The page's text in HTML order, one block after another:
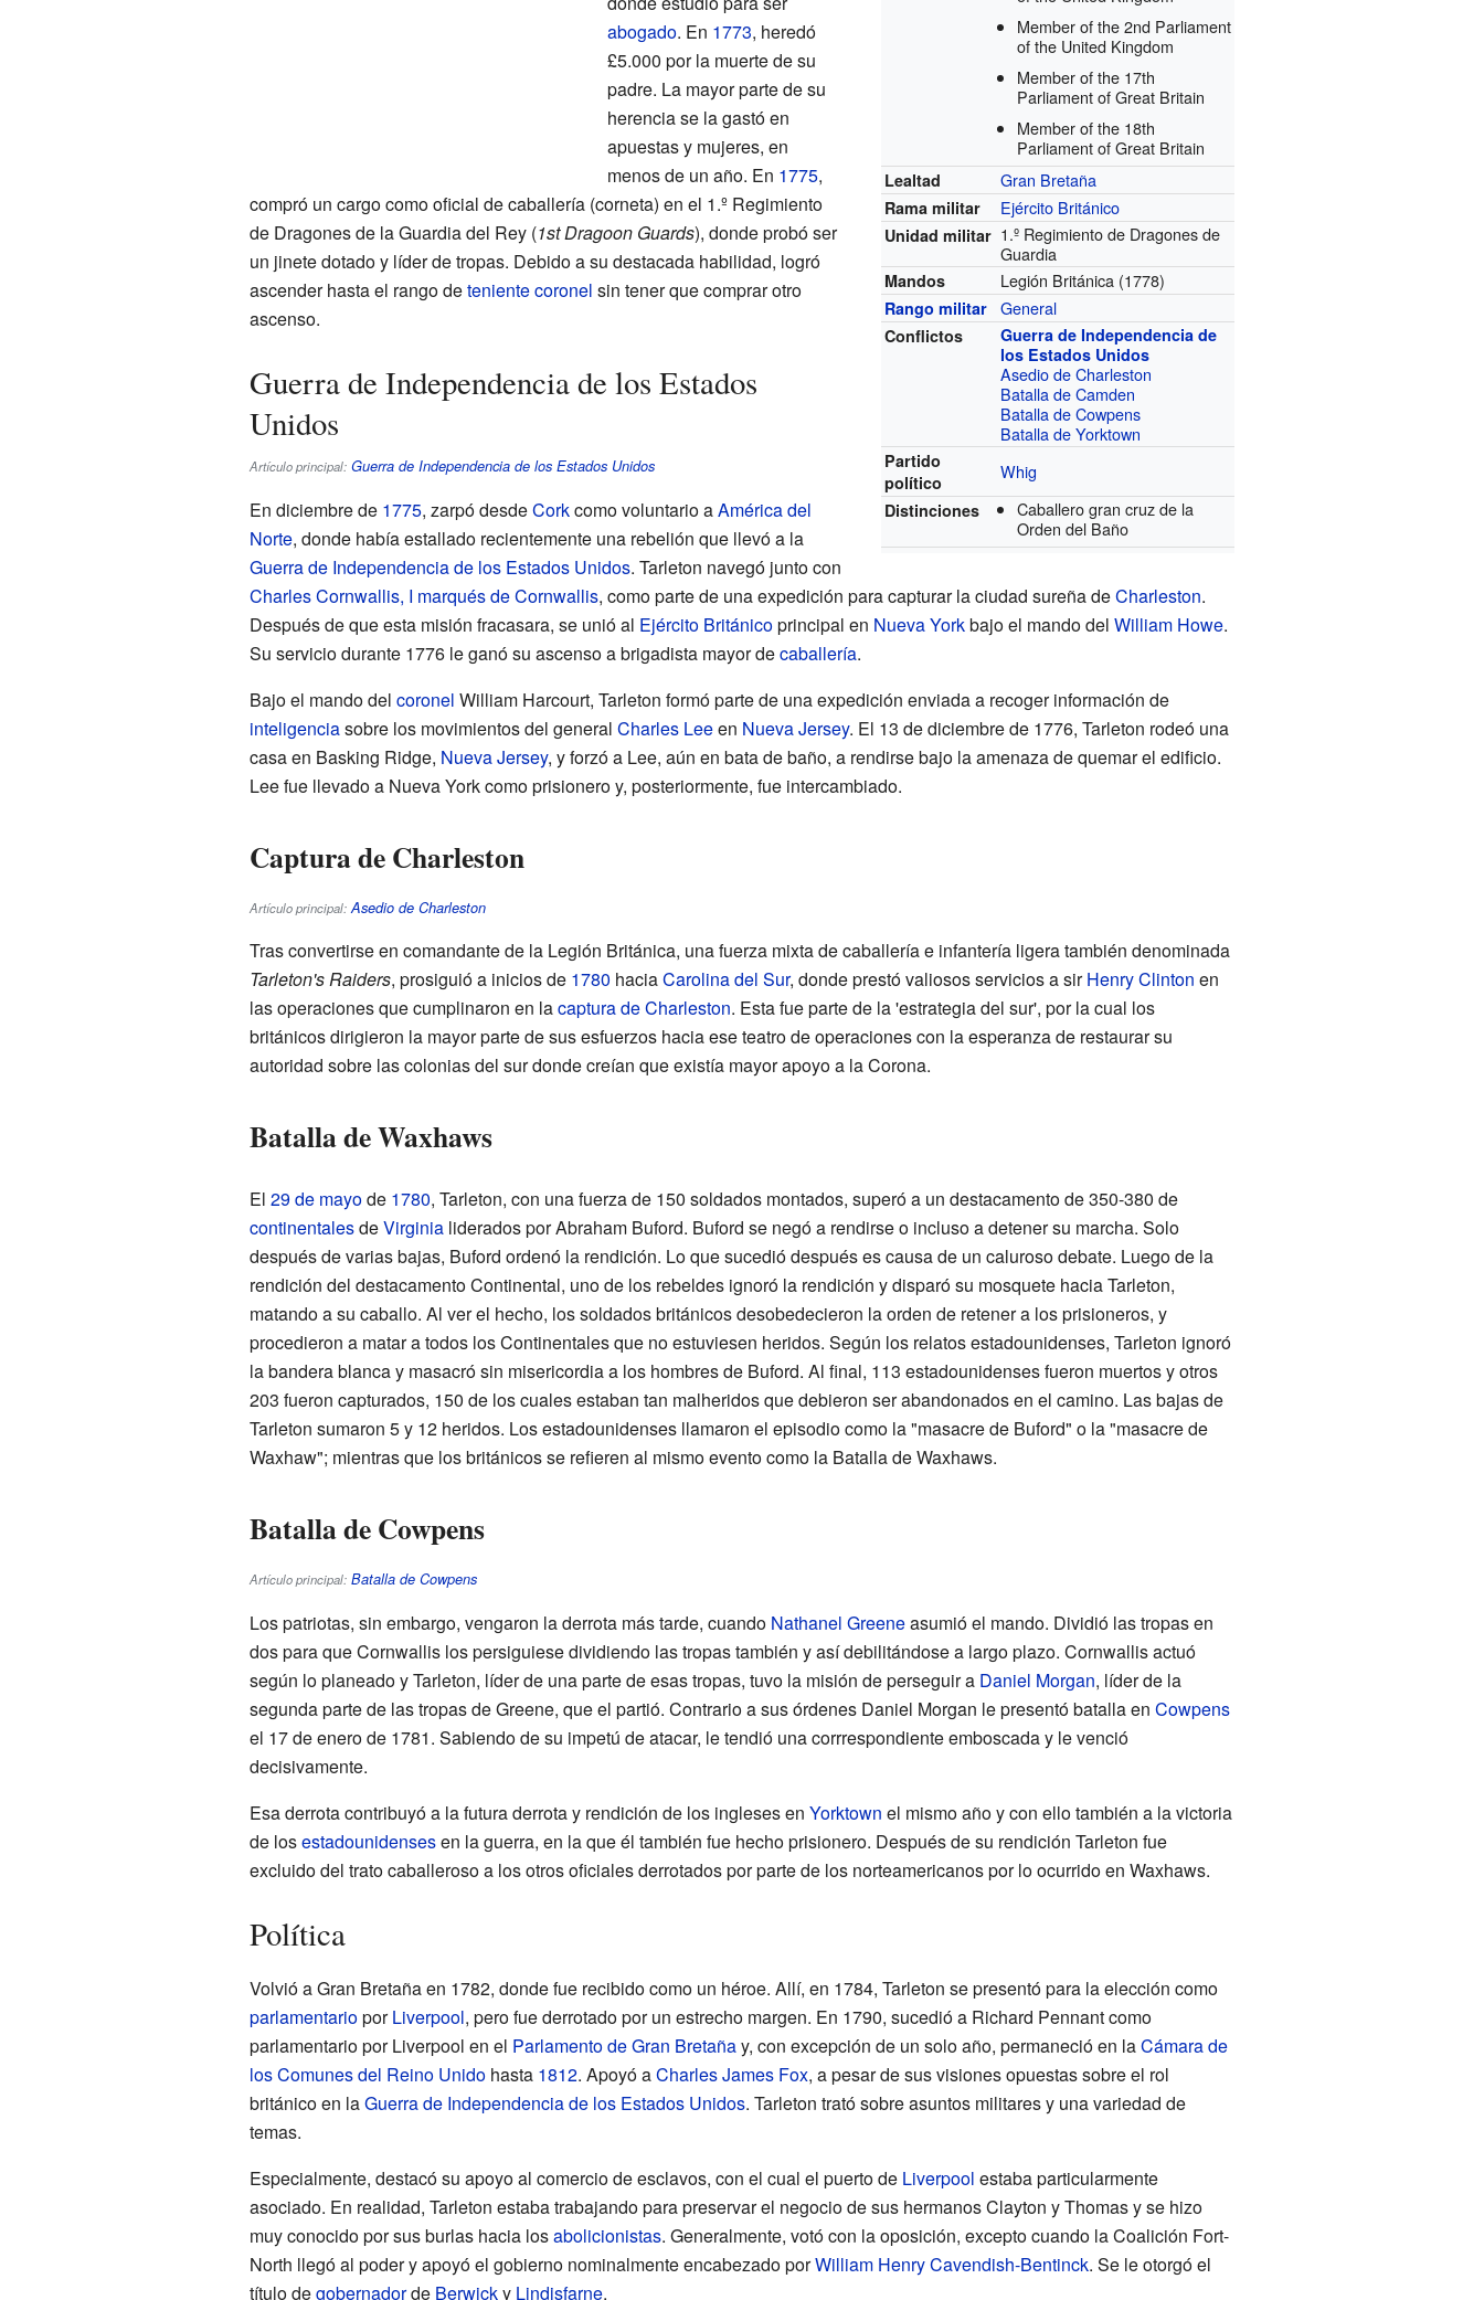
Member of the 2nd Parliament
of the United Kingdom
Member of the 17th
Parliament of Great Britain
Member of the 18th
Parliament of Great Britain
Lealtad Gran Bretaña
Rama militar Ejército Británico
Unidad militar 1.º Regimiento de Dragones de
Guardia
Mandos Legión Británica (1778)
Rango militar General
Conflictos
Guerra de Independencia de
los Estados Unidos
Asedio de Charleston
Batalla de Camden
Batalla de Cowpens
Batalla de Yorktown
Partido
político
Whig
Distinciones
Caballero gran cruz de la
Orden del Baño
abogado. En 1773, heredó
£5.000 por la muerte de su
padre. La mayor parte de su
herencia se la gastó en
apuestas y mujeres, en
menos de un año. En 1775,
compró un cargo como oficial de caballería (corneta) en el 1.º Regimiento
de Dragones de la Guardia del Rey (1st Dragoon Guards), donde probó ser
un jinete dotado y líder de tropas. Debido a su destacada habilidad, logró
ascender hasta el rango deteniente coronel sin tener que comprar otro
ascenso.
Guerra de Independencia de los Estados
Unidos
Artículo principal: Guerra de Independencia de los Estados Unidos
En diciembre de 1775, zarpó desdeCorkcomo voluntario aAmérica del
Norte, donde había estallado recientemente una rebelión que llevó a la
Guerra de Independencia de los Estados Unidos. Tarleton navegó junto con
Charles Cornwallis, I marqués de Cornwallis, como parte de una expedición para capturar la ciudad sureña deCharleston.
Después de que esta misión fracasara, se unió al Ejército Británicoprincipal en Nueva Yorkbajo el mando del William Howe.
Su servicio durante 1776 le ganó su ascenso a brigadista mayor decaballería.
Bajo el mando del coronel William Harcourt, Tarleton formó parte de una expedición enviada a recoger información de
inteligenciasobre los movimientos del general Charles Leeen Nueva Jersey. El 13 de diciembre de 1776, Tarleton rodeó una
casa en Basking Ridge, Nueva Jersey, y forzó a Lee, aún en bata de baño, a rendirse bajo la amenaza de quemar el edificio.
Lee fue llevado a Nueva York como prisionero y, posteriormente, fue intercambiado.
Captura de Charleston
Artículo principal: Asedio de Charleston
Tras convertirse en comandante de la Legión Británica, una fuerza mixta de caballería e infantería ligera también denominada
Tarleton's Raiders, prosiguió a inicios de 1780 haciaCarolina del Sur, donde prestó valiosos servicios a sirHenry Clinton en
las operaciones que cumplinaron en lacaptura de Charleston. Esta fue parte de la 'estrategia del sur', por la cual los
británicos dirigieron la mayor parte de sus esfuerzos hacia ese teatro de operaciones con la esperanza de restaurar su
autoridad sobre las colonias del sur donde creían que existía mayor apoyo a la Corona.
Batalla de Waxhaws
El 29 de mayode 1780, Tarleton, con una fuerza de 150 soldados montados, superó a un destacamento de 350-380 de
continentalesdeVirginialiderados por Abraham Buford. Buford se negó a rendirse o incluso a detener su marcha. Solo
después de varias bajas, Buford ordenó la rendición. Lo que sucedió después es causa de un caluroso debate. Luego de la
rendición del destacamento Continental, uno de los rebeldes ignoró la rendición y disparó su mosquete hacia Tarleton,
matando a su caballo. Al ver el hecho, los soldados británicos desobedecieron la orden de retener a los prisioneros, y
procedieron a matar a todos los Continentales que no estuviesen heridos. Según los relatos estadounidenses, Tarleton ignoró
la bandera blanca y masacró sin misericordia a los hombres de Buford. Al final, 113 estadounidenses fueron muertos y otros
203 fueron capturados, 150 de los cuales estaban tan malheridos que debieron ser abandonados en el camino. Las bajas de
Tarleton sumaron 5 y 12 heridos. Los estadounidenses llamaron el episodio como la "masacre de Buford" o la "masacre de
Waxhaw"; mientras que los británicos se refieren al mismo evento como la Batalla de Waxhaws.
Batalla de Cowpens
Artículo principal: Batalla de Cowpens
Los patriotas, sin embargo, vengaron la derrota más tarde, cuando Nathanel Greeneasumió el mando. Dividió las tropas en
dos para que Cornwallis los persiguiese dividiendo las tropas también y así debilitándose a largo plazo. Cornwallis actuó
según lo planeado y Tarleton, líder de una parte de esas tropas, tuvo la misión de perseguir a Daniel Morgan, líder de la
segunda parte de las tropas de Greene, que el partió. Contrario a sus órdenes Daniel Morgan le presentó batalla en Cowpens
el 17 de enero de 1781. Sabiendo de su impetú de atacar, le tendió una corrrespondiente emboscada y le venció
decisivamente.
Esa derrota contribuyó a la futura derrota y rendición de los ingleses en Yorktown el mismo año y con ello también a la victoria
de losestadounidensesen la guerra, en la que él también fue hecho prisionero. Después de su rendición Tarleton fue
excluido del trato caballeroso a los otros oficiales derrotados por parte de los norteamericanos por lo ocurrido en Waxhaws.
Política
Volvió a Gran Bretaña en 1782, donde fue recibido como un héroe. Allí, en 1784, Tarleton se presentó para la elección como
parlamentarioporLiverpool, pero fue derrotado por un estrecho margen. En 1790, sucedió a Richard Pennant como
parlamentario por Liverpool en el Parlamento de Gran Bretañay, con excepción de un solo año, permaneció en laCámara de
los Comunes del Reino Unidohasta 1812. Apoyó aCharles James Fox, a pesar de sus visiones opuestas sobre el rol
británico en laGuerra de Independencia de los Estados Unidos. Tarleton trató sobre asuntos militares y una variedad de
temas.
Especialmente, destacó su apoyo al comercio de esclavos, con el cual el puerto de Liverpool estaba particularmente
asociado. En realidad, Tarleton estaba trabajando para preservar el negocio de sus hermanos Clayton y Thomas y se hizo
muy conocido por sus burlas hacia losabolicionistas. Generalmente, votó con la oposición, excepto cuando la Coalición Fort-
North llegó al poder y apoyó el gobierno nominalmente encabezado porWilliam Henry Cavendish-Bentinck. Se le otorgó el
título degobernadorde Berwicky Lindisfarne.